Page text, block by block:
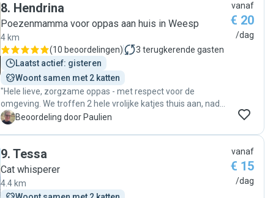
fluffballs 🐾"
8. Hendrina
Poezenmamma voor oppas aan huis in Weesp
4 km
(10 beoordelingen) 3 terugkerende gasten
Laatst actief: gisteren
Woont samen met 2 katten
"Hele lieve, zorgzame oppas - met respect voor de
omgeving. We troffen 2 hele vrolijke katjes thuis aan, nadat
Hendrina aantal dagen had opgepast. Een volgende keer
P Beoordeling door Paulien
vanaf
€ 20
/dag
9. Tessa
Cat whisperer
4.4 km
vanaf
€ 15
/dag